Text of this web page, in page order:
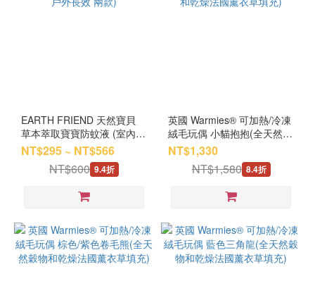
EARTH FRIEND 天然寶貝
草本萃取寶寶防蚊液 (室內清
香 / 戶外長效 兩款)
NT$295 ~ NT$566
NT$600 9.4折
英國 Warmies® 可加熱/冷凍
絨毛玩偶 小貓抱抱(全天然穀
物和乾燥法國薰衣草填充)
NT$1,330
NT$1,580 8.4折